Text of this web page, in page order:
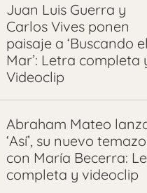
Juan Luis Guerra y
Carlos Vives ponen
paisaje a ‘Buscando el
Mar’: Letra completa
Videoclip
Abraham Mateo
‘Así’, su nuevo temazo
con María Becerra:
completa y videoclip